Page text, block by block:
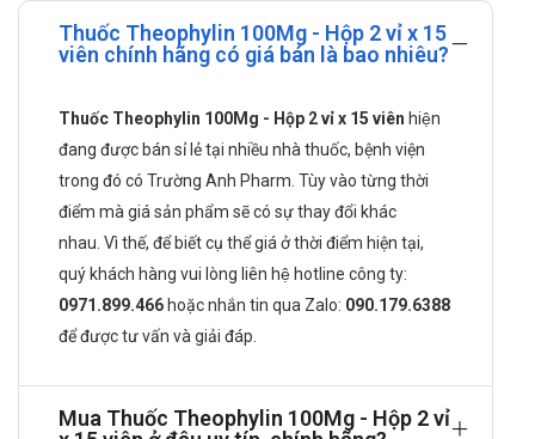
mg/kg/ngày, chia thành 2 lần, sáng & tối.
Liều nên tăng dần từng nấc từ 50 – 100 mg, tối đa 20
Chống chỉ định Thuốc
Theophylin 100mg:
Trẻ < 3 tuổi Không kết hợp với troleandomycine,
erythromycine.
Cimetidine, phenobarbital, carbamazepine, phenytoin,
Thuốc Theophylin 100Mg - Hộp 2 vỉ x 15
viên chính hãng có giá bán là bao nhiêu?
Thuốc Theophylin 100Mg - Hộp 2 vỉ x 15 viên hiện
đang được bán sỉ lẻ tại nhiều nhà thuốc, bệnh viện
trong đó có Trường Anh Pharm. Tùy vào từng thời
điểm mà giá sản phẩm sẽ có sự thay đổi khác
nhau. Vì thế, để biết cụ thể giá ở thời điểm hiện tại,
quý khách hàng vui lòng liên hệ hotline công ty:
0971.899.466 hoặc nhắn tin qua Zalo: 090.179.6388
để được tư vấn và giải đáp.
Mua Thuốc Theophylin 100Mg - Hộp 2 vỉ